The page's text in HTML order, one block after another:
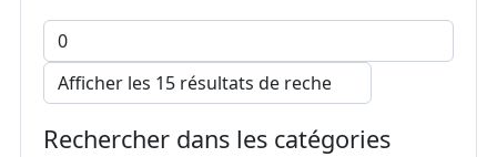
Rechercher dans les catégories